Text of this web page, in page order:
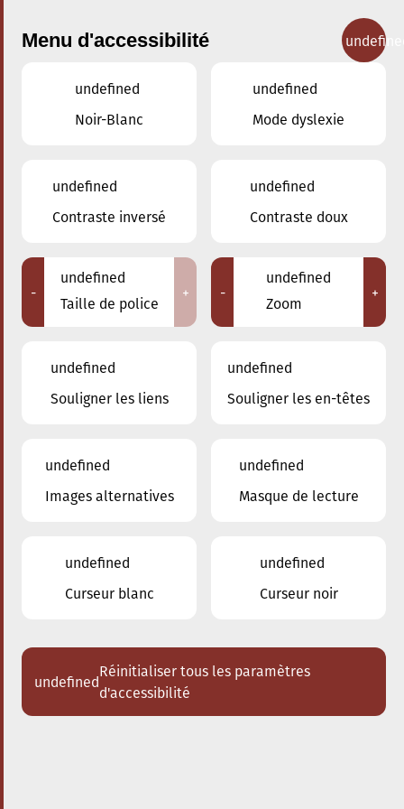
Les vidéos des
Conservatoire
Retrouvez
leurs vidéos:
50, rue d'Audun
L-4018 Esch-sur-Alzette
Menu d'accessibilité
undefined
Noir-Blanc
undefined
Mode dyslexie
undefined
Contraste inversé
undefined
Contraste doux
-
undefined
Taille de police
+ -
undefined
Zoom
+
undefined
Souligner les liens
undefined
Souligner les en-têtes
undefined
Images alternatives
undefined
Masque de lecture
undefined
Curseur blanc
undefined
Curseur noir
undefinedRéinitialiser tous les paramètres
d'accessibilité